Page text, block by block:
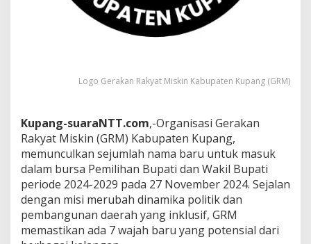
Logo Gerakan Rakyat Miskin Kabupaten Kupang (GRM)
Kupang-suaraNTT.com,-Organisasi Gerakan
Rakyat Miskin (GRM) Kabupaten Kupang,
memunculkan sejumlah nama baru untuk masuk
dalam bursa Pemilihan Bupati dan Wakil Bupati
periode 2024-2029 pada 27 November 2024. Sejalan
dengan misi merubah dinamika politik dan
pembangunan daerah yang inklusif, GRM
memastikan ada 7 wajah baru yang potensial dari